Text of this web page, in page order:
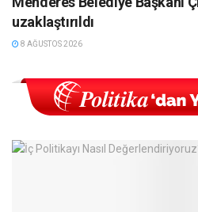
uzaklaştırıldı
8 AĞUSTOS 2026